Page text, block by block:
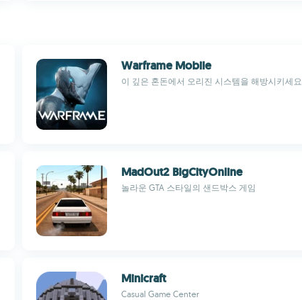
Warframe Mobile
이 깊은 혼돈에서 오리진 시스템을 해방시키세요
MadOut2 BigCityOnline
놀라운 GTA 스타일의 샌드박스 게임
Minicraft
Casual Game Center